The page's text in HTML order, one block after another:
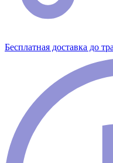
Бесплатная доставка до